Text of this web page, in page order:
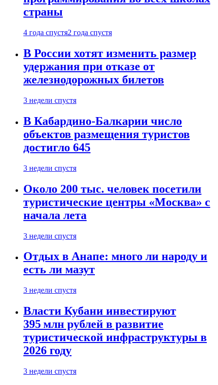
страны
4 года спустя2 года спустя
В России хотят изменить размер
удержания при отказе от
железнодорожных билетов
3 недели спустя
В Кабардино-Балкарии число
объектов размещения туристов
достигло 645
3 недели спустя
Около 200 тыс. человек посетили
туристические центры «Москва» с
начала лета
3 недели спустя
Отдых в Анапе: много ли народу и
есть ли мазут
3 недели спустя
Власти Кубани инвестируют
395 млн рублей в развитие
туристической инфраструктуры в
2026 году
3 недели спустя